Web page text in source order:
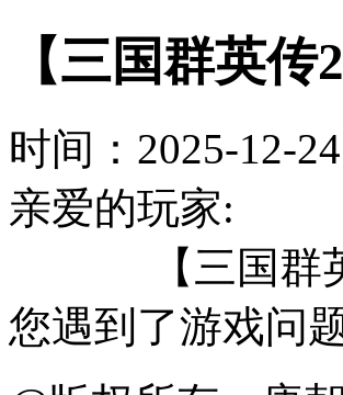
【三国群英
时间：2025-
亲爱的玩家:
【三国群英传
您遇到了游戏问